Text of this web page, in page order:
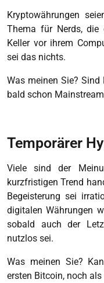
Kryptowährungen
Thema für Nerds, die
Keller vor ihrem
sei das nichts.
Was meinen Sie?
bald schon
Temporärer
Viele sind der
kurzfristigen Trend
Begeisterung sei
digitalen Währungen
sobald auch der
nutzlos sei.
Was meinen Sie?
ersten Bitcoin, noch